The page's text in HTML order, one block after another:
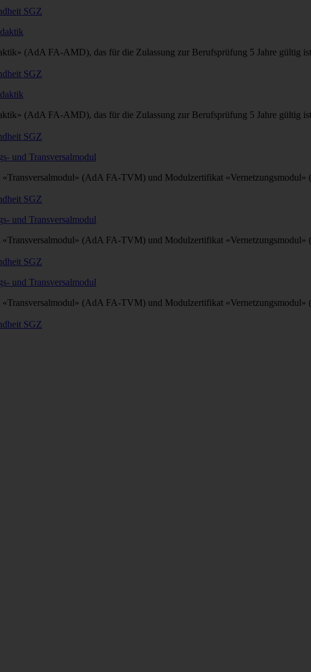
SGZ
(AdA FA-AMD), das für die Zulassung zur Berufsprüfung 5 Jahre gültig
SGZ
(AdA FA-AMD), das für die Zulassung zur Berufsprüfung 5 Jahre gültig
SGZ
und Transversalmodul
(AdA FA-TVM) und Modulzertifikat
SGZ
und Transversalmodul
(AdA FA-TVM) und Modulzertifikat
SGZ
und Transversalmodul
(AdA FA-TVM) und Modulzertifikat
SGZ